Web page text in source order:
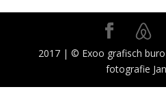
2017 | © Exoo grafisch
fotografie